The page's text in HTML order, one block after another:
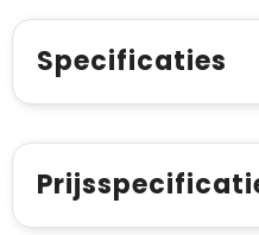
Specificaties